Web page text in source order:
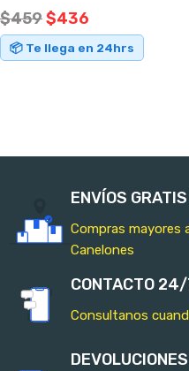
$459$436
📦 Te llega en 24hrs
ENVÍOS GRATIS
Compras mayores
Canelones
CONTACTO
Consultanos
DEVOLUCIONES